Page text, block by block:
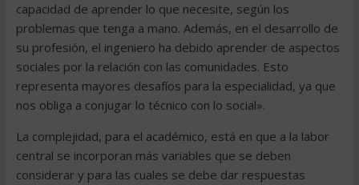
capacidad de aprender lo que necesite, según los
problemas que tenga a mano. Además, en el desarrollo de
su profesión, el ingeniero ha debido aprender de aspectos
sociales por la relación con las comunidades. Esto
representa mayores desafíos para la especialidad, ya que
nos obliga a conjugar lo técnico con lo social».
La complejidad, para el académico, está en que a la labor
central se incorporan más variables que se deben
considerar y para las cuales se debe dar respuestas